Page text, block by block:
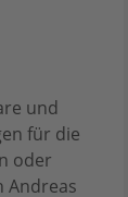
und
für die
oder
Andreas